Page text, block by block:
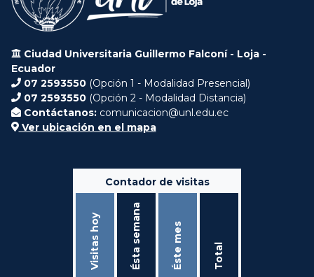
Ciudad Universitaria Guillermo Falconí - Loja -
Ecuador
07 2593550 (Opción 1 - Modalidad Presencial)
07 2593550 (Opción 2 - Modalidad Distancia)
Contáctanos: comunicacion@unl.edu.ec
Ver ubicación en el mapa
Contador de visitas
Visitas hoy Ésta semana Éste mes Total